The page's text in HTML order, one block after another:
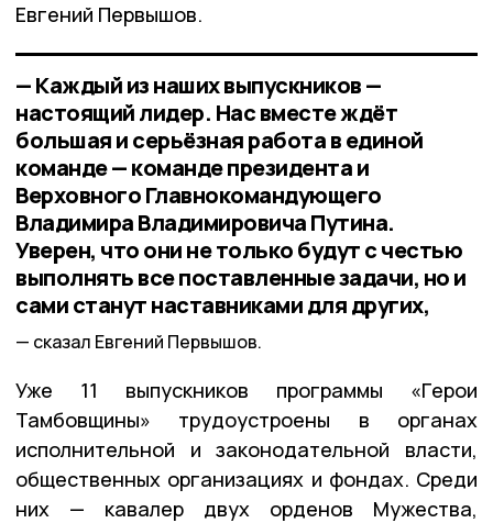
Евгений Первышов.
— Каждый из наших выпускников —
настоящий лидер. Нас вместе ждёт
большая и серьёзная работа в единой
команде — команде президента и
Верховного Главнокомандующего
Владимира Владимировича Путина.
Уверен, что они не только будут с честью
выполнять все поставленные задачи, но и
сами станут наставниками для других,
сказал Евгений Первышов.
Уже 11 выпускников программы «Герои
Тамбовщины» трудоустроены в органах
исполнительной и законодательной власти,
общественных организациях и фондах. Среди
них — кавалер двух орденов Мужества,